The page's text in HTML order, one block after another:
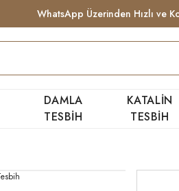
WhatsApp Üzerinden Hızlı ve
DAMLA
TESBİH
KATALİN
TESBİH